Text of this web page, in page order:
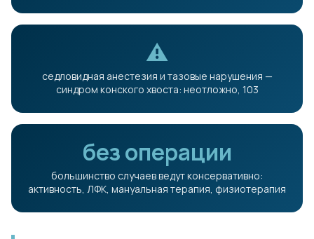
⚠
седловидная анестезия и тазовые нарушения —
синдром конского хвоста: неотложно, 103
без операции
большинство случаев ведут консервативно:
активность, ЛФК, мануальная терапия, физиотерапия